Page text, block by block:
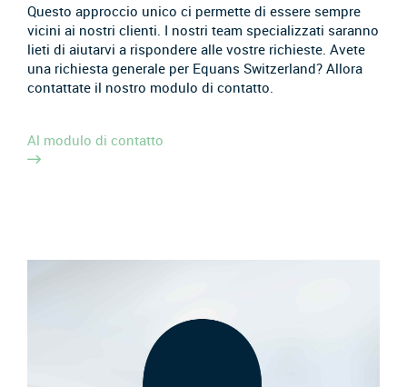
Questo approccio unico ci permette di essere sempre
vicini ai nostri clienti. I nostri team specializzati saranno
lieti di aiutarvi a rispondere alle vostre richieste. Avete
una richiesta generale per Equans Switzerland? Allora
contattate il nostro modulo di contatto.
Al modulo di contatto